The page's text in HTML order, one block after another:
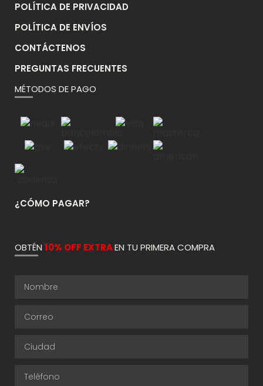
POLÍTICA DE PRIVACIDAD
POLÍTICA DE ENVÍOS
CONTÁCTENOS
PREGUNTAS FRECUENTES
MÉTODOS DE PAGO
¿CÓMO PAGAR?
OBTÉN 10% OFF EXTRAEN TU PRIMERA COMPRA